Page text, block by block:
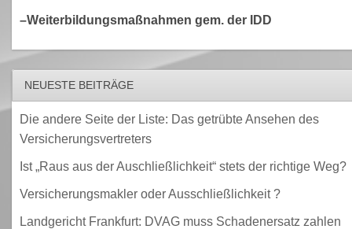
–Weiterbildungsmaßnahmen gem. der IDD
NEUESTE BEITRÄGE
Die andere Seite der Liste: Das getrübte Ansehen des
Versicherungsvertreters
Ist „Raus aus der Auschließlichkeit“ stets der richtige Weg?
Versicherungsmakler oder Ausschließlichkeit ?
Landgericht Frankfurt: DVAG muss Schadenersatz zahlen